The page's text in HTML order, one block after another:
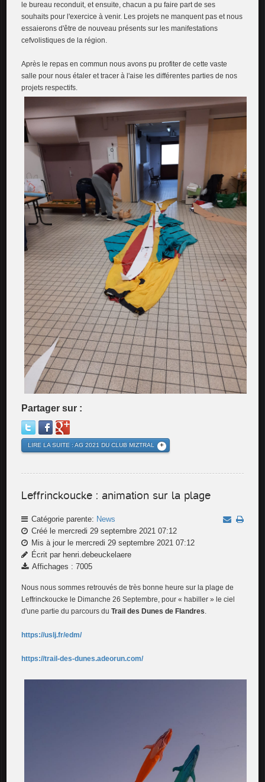
le bureau reconduit, et ensuite, chacun a pu faire part de ses
souhaits pour l'exercice à venir. Les projets ne manquent pas et nous
essaierons d'être de nouveau présents sur les manifestations
cefvolistiques de la région.
Après le repas en commun nous avons pu profiter de cette vaste
salle pour nous étaler et tracer à l'aise les différentes parties de nos
projets respectifs.
Partager sur :
LIRE LA SUITE : AG 2021 DU CLUB MIZTRAL
Leffrinckoucke : animation sur la plage
Catégorie parente: News
Créé le mercredi 29 septembre 2021 07:12
Mis à jour le mercredi 29 septembre 2021 07:12
Écrit par henri.debeuckelaere
Affichages : 7005
Nous nous sommes retrouvés de très bonne heure sur la plage de
Leffrinckoucke le Dimanche 26 Septembre, pour « habiller » le ciel
d'une partie du parcours du Trail des Dunes de Flandres.
https://uslj.fr/edm/
https://trail-des-dunes.adeorun.com/